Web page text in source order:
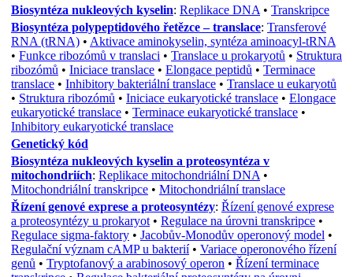
Biosyntéza nukleových kyselin: Replikace DNA • Transkripce
Biosyntéza polypeptidového řetězce – translace: Transferové
RNA (tRNA) • Aktivace aminokyselin, syntéza aminoacyl-tRNA
• Funkce ribozómů v translaci • Translace u prokaryotů • Struktura
ribozómů • Iniciace translace • Elongace peptidů • Terminace
translace • Inhibitory bakteriální translace • Translace u eukaryotů
• Struktura ribozómů • Iniciace eukaryotické translace • Elongace
eukaryotické translace • Terminace eukaryotické translace •
Inhibitory eukaryotické translace
Genetický kód
Biosyntéza nukleových kyselin a proteosyntéza v
mitochondriích: Replikace mitochondriální DNA •
Mitochondriální transkripce • Mitochondriální translace
Řízení genové exprese a proteosyntézy: Řízení genové exprese
a proteosyntézy u prokaryot • Regulace na úrovni transkripce •
Regulace sigma-faktory • Jacobův-Monodův operonový model •
Regulační význam cAMP u bakterií• Variace operonového řízení
genů • Tryptofanový a arabinosový operon • Řízení terminace